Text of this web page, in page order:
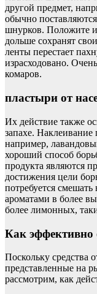
другой предмет,
обычно
шнурков. Положите
дольше сохранят
ленты перестает
израсходовано.
комаров.
пластыри от
Их действие также
запахе.
например,
хороший способ
продукта являются
достижения цели
потребуется
ароматами в более
более лимонных,
Как эффективно
Поскольку средства
представленные на
рассмотрим, как